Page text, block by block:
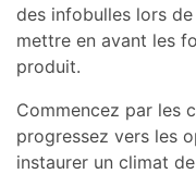
des infobulles lors
mettre en avant les
produit.
Commencez par les
progressez vers les
instaurer un climat